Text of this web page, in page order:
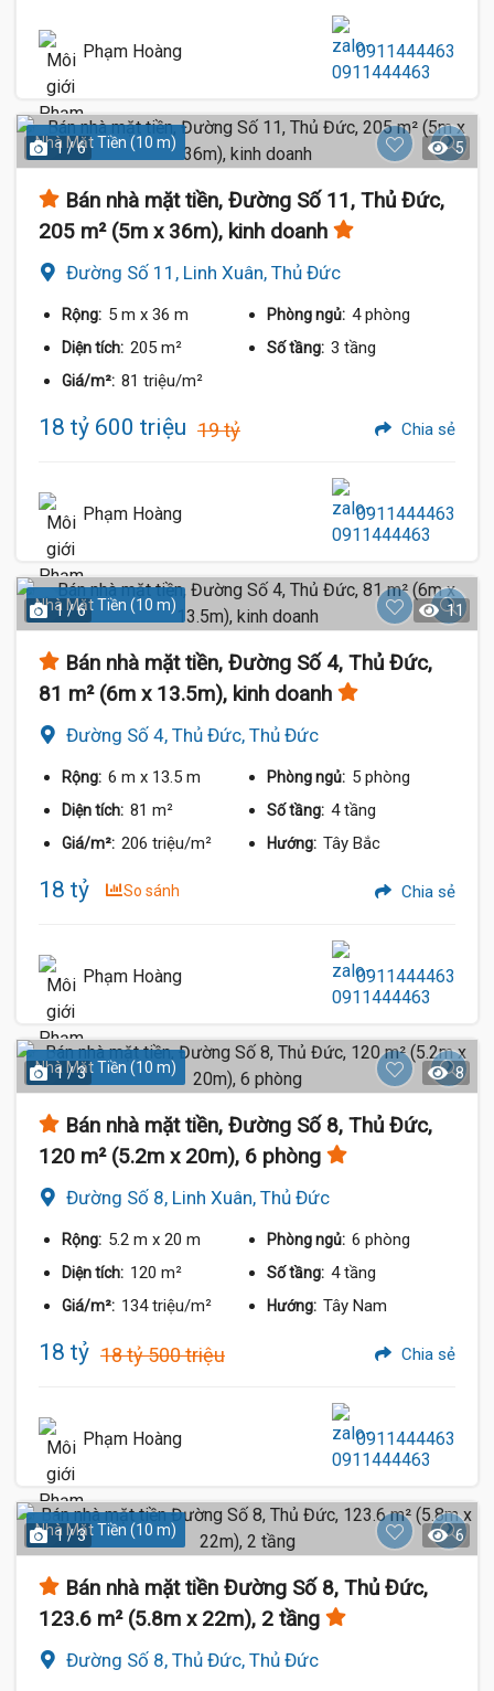
Phạm Hoàng 0911444463
Nhà Mặt Tiền (10 m)
1 / 6 5
Bán nhà mặt tiền, Đường Số 11, Thủ Đức,
205 m² (5m x 36m), kinh doanh
Đường Số 11, Linh Xuân, Thủ Đức
Rộng: 5 m x 36 m Phòng ngủ: 4 phòng
Diện tích: 205 m² Số tầng: 3 tầng
Giá/m²: 81 triệu/m²
18 tỷ 600 triệu 19 tỷ Chia sẻ
Phạm Hoàng 0911444463
Nhà Mặt Tiền (10 m)
1 / 6 11
Bán nhà mặt tiền, Đường Số 4, Thủ Đức,
81 m² (6m x 13.5m), kinh doanh
Đường Số 4, Thủ Đức, Thủ Đức
Rộng: 6 m x 13.5 m Phòng ngủ: 5 phòng
Diện tích: 81 m² Số tầng: 4 tầng
Giá/m²: 206 triệu/m² Hướng: Tây Bắc
18 tỷ So sánh Chia sẻ
Phạm Hoàng 0911444463
Nhà Mặt Tiền (10 m)
1 / 3 8
Bán nhà mặt tiền, Đường Số 8, Thủ Đức,
120 m² (5.2m x 20m), 6 phòng
Đường Số 8, Linh Xuân, Thủ Đức
Rộng: 5.2 m x 20 m Phòng ngủ: 6 phòng
Diện tích: 120 m² Số tầng: 4 tầng
Giá/m²: 134 triệu/m² Hướng: Tây Nam
18 tỷ 18 tỷ 500 triệu Chia sẻ
Phạm Hoàng 0911444463
Nhà Mặt Tiền (10 m)
1 / 3 6
Bán nhà mặt tiền Đường Số 8, Thủ Đức,
123.6 m² (5.8m x 22m), 2 tầng
Đường Số 8, Thủ Đức, Thủ Đức